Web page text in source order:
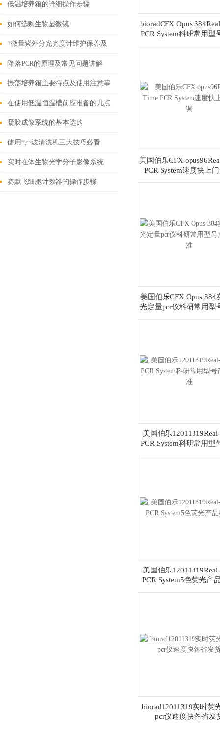
低温培养箱的详细操作步骤
如何选购生物显微镜
*微量紫外分光光度计维护保养及
使用方法
降落PCR的原理及常见问题讲解
振荡培养箱主要特点及使用注意事
项
在使用低温恒温槽前应准备的几点
事项总结
凝胶成像系统的基本选购
使用*声波清洗机三大技巧必看
实时在体生物光学分子影像系统
赛默飞细胞计数器的操作步骤
bioradCFX Opus
PCR System科研常用型
美国伯乐CFX
PCR System速度快上
美国伯乐CFX Opus 384
光定量pcr仪科研常用型
美国伯乐
PCR System科研常用型
美国伯乐
PCR System5色荧光产
biorad12011319实时荧
pcr仪速度快各省发